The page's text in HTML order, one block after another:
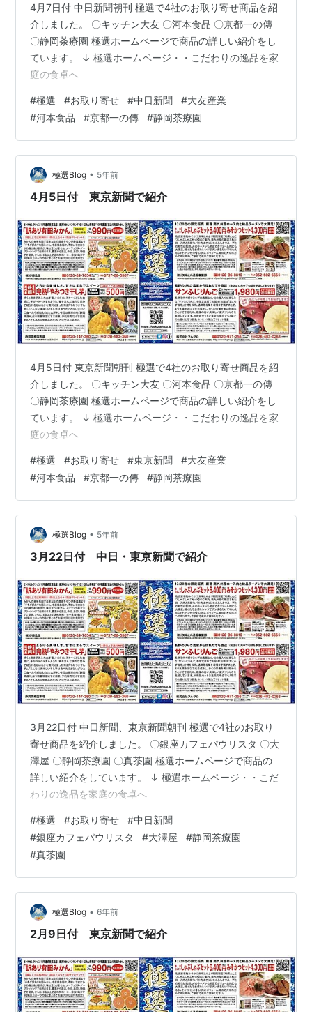
4月7日付 中日新聞朝刊 極選で4社のお取り寄せ商品を紹
介しました。 〇キッチン大友 〇河本食品 〇京都一の傳
〇静岡茶療園 極選ホームページで商品の詳しい紹介をし
ています。 ↓ 極選ホームページ・・こだわりの逸品を家
庭の食卓へ
#極選 #お取り寄せ #中日新聞 #大友産業
#河本食品 #京都一の傳 #静岡茶療園
極選Blog • 5年前
4月5日付 東京新聞で紹介
4月5日付 東京新聞朝刊 極選で4社のお取り寄せ商品を紹
介しました。 〇キッチン大友 〇河本食品 〇京都一の傳
〇静岡茶療園 極選ホームページで商品の詳しい紹介をし
ています。 ↓ 極選ホームページ・・こだわりの逸品を家
庭の食卓へ
#極選 #お取り寄せ #東京新聞 #大友産業
#河本食品 #京都一の傳 #静岡茶療園
極選Blog • 5年前
3月22日付 中日・東京新聞で紹介
3月22日付 中日新聞、東京新聞朝刊 極選で4社のお取り
寄せ商品を紹介しました。 〇銀座カフェパウリスタ 〇大
澤屋 〇静岡茶療園 〇真茶園 極選ホームページで商品の
詳しい紹介をしています。 ↓ 極選ホームページ・・こだ
わりの逸品を家庭の食卓へ
#極選 #お取り寄せ #中日新聞
#銀座カフェパウリスタ #大澤屋 #静岡茶療園
#真茶園
極選Blog • 6年前
2月9日付 東京新聞で紹介